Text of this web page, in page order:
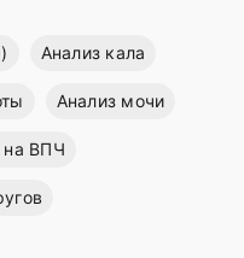
Анализ кала
Анализ мочи
на ВПЧ